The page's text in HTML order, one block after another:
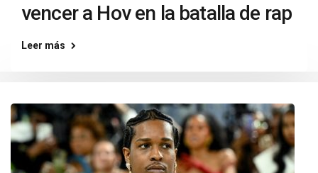
vencer a Hov en la batalla de rap
Leer más